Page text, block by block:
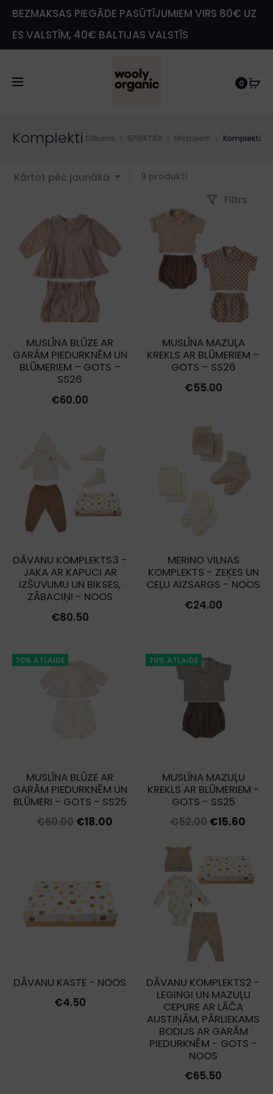
BEZMAKSAS PIEGĀDE PASŪTĪJUMIEM VIRS 80€ UZ
ES VALSTĪM, 40€ BALTIJAS VALSTĪS
0
Komplekti Sākums IEPIRKTIES Mazuļiem Komplekti
Kārtot pēc jaunākā 9 produkti
results
Sorted
latest
Filtrs
MUSLĪNA BLŪZE AR
GARĀM PIEDURKNĒM UN
BLŪMERIEM – GOTS –
SS26
€60.00
MUSLĪNA MAZUĻA
KREKLS AR BLŪMERIEM –
GOTS – SS26
€55.00
DĀVANU KOMPLEKTS3 -
JAKA AR KAPUCI AR
IZŠUVUMU UN BIKSES,
ZĀBACIŅI - NOOS
€80.50
MERINO VILNAS
KOMPLEKTS - ZEĶES UN
CEĻU AIZSARGS - NOOS
€24.00
70% ATLAIDE
MUSLĪNA BLŪZE AR
GARĀM PIEDURKNĒM UN
BLŪMERI - GOTS - SS25
€60.00 Original
€18.00Current
70% ATLAIDE
MUSLĪNA MAZUĻU
KREKLS AR BLŪMERIEM -
GOTS - SS25
€52.00 Original
was:
€52.00.
€15.60
DĀVANU KASTE - NOOS
€4.50
DĀVANU KOMPLEKTS2 -
LEGINGI UN MAZUĻU
CEPURE AR LĀČA
AUSTIŅĀM, PĀRLIEKAMS
BODIJS AR GARĀM
PIEDURKNĒM - GOTS -
NOOS
€65.50